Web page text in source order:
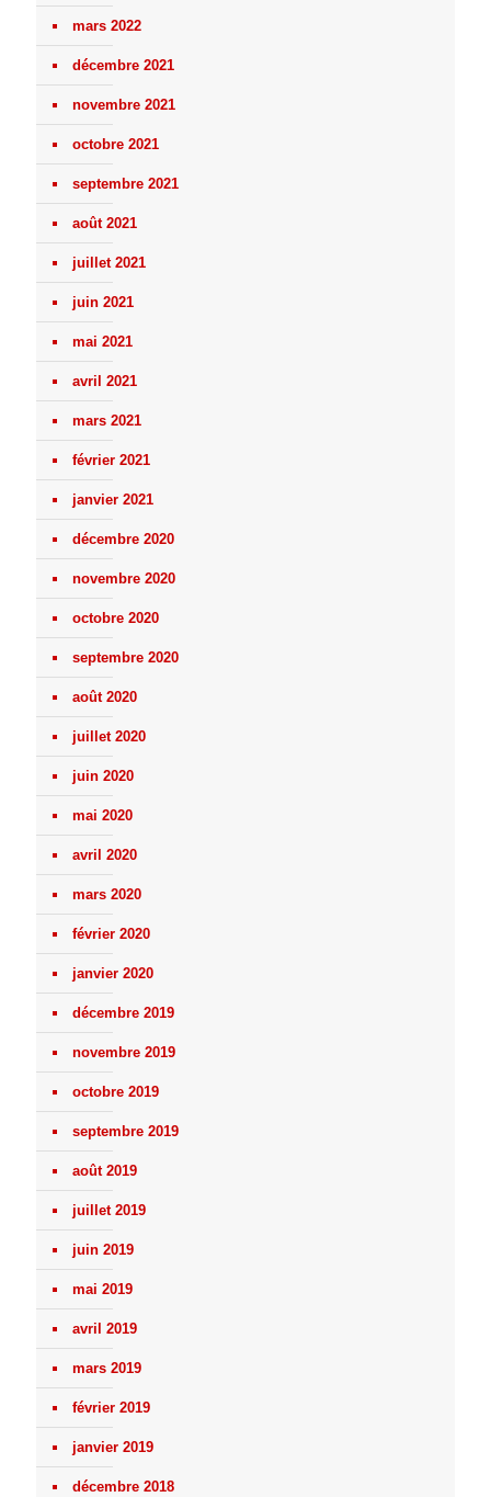
mars 2022
décembre 2021
novembre 2021
octobre 2021
septembre 2021
août 2021
juillet 2021
juin 2021
mai 2021
avril 2021
mars 2021
février 2021
janvier 2021
décembre 2020
novembre 2020
octobre 2020
septembre 2020
août 2020
juillet 2020
juin 2020
mai 2020
avril 2020
mars 2020
février 2020
janvier 2020
décembre 2019
novembre 2019
octobre 2019
septembre 2019
août 2019
juillet 2019
juin 2019
mai 2019
avril 2019
mars 2019
février 2019
janvier 2019
décembre 2018